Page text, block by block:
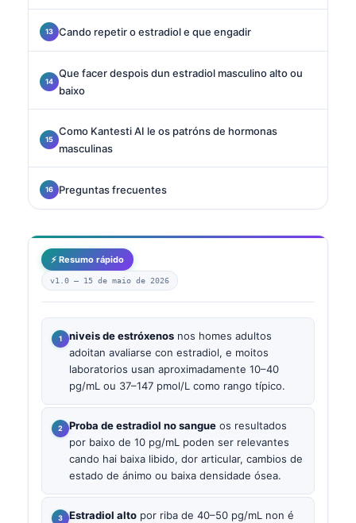
Cando repetir o estradiol e que engadir
Que facer despois dun estradiol masculino alto ou
baixo
Como Kantesti AI le os patróns de hormonas
masculinas
Preguntas frecuentes
⚡ Resumo rápido
v1.0 — 15 de maio de 2026
niveis de estróxenos nos homes adultos
adoitan avaliarse con estradiol, e moitos
laboratorios usan aproximadamente 10–40
pg/mL ou 37–147 pmol/L como rango típico.
Proba de estradiol no sangue os resultados
por baixo de 10 pg/mL poden ser relevantes
cando hai baixa libido, dor articular, cambios de
estado de ánimo ou baixa densidade ósea.
Estradiol alto por riba de 40–50 pg/mL non é